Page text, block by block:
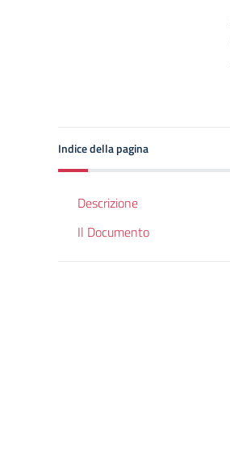
Indice della pagina
Descrizione
Il Documento